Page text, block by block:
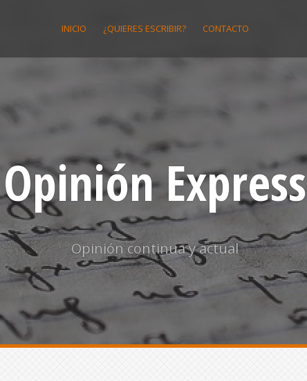
INICIO ¿QUIERES ESCRIBIR? CONTACTO
Opinión Express
Opinión continua y actual